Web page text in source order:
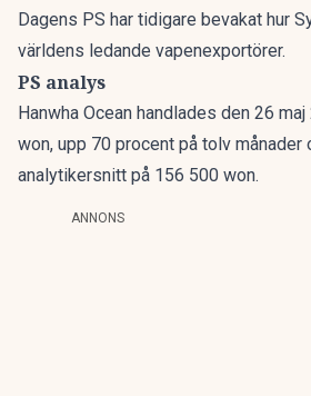
Dagens PS har tidigare bevakat hur
världens ledande vapenexportörer.
PS analys
Hanwha Ocean handlades den 26
won, upp 70 procent på tolv månader
analytikersnitt på 156 500 won.
ANNONS